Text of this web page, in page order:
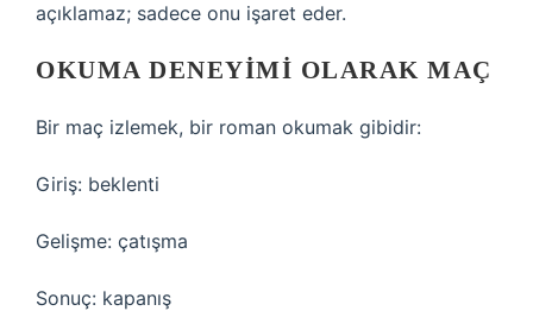
açıklamaz; sadece onu işaret eder.
OKUMA DENEYIMI OLARAK MAÇ
Bir maç izlemek, bir roman okumak gibidir:
Giriş: beklenti
Gelişme: çatışma
Sonuç: kapanış